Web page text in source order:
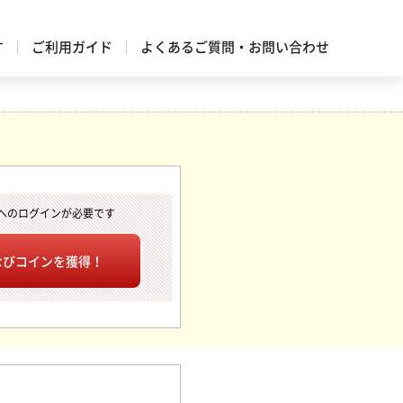
ご利用ガイド よくあるご質問・お問い合わせ
のログインが必要です
コインを獲得！